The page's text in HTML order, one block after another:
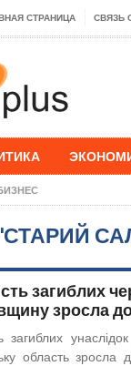
СТРАНИЦА СВЯЗЬ
"СТАРИЙ
загиблих
зросла
загиблих
область